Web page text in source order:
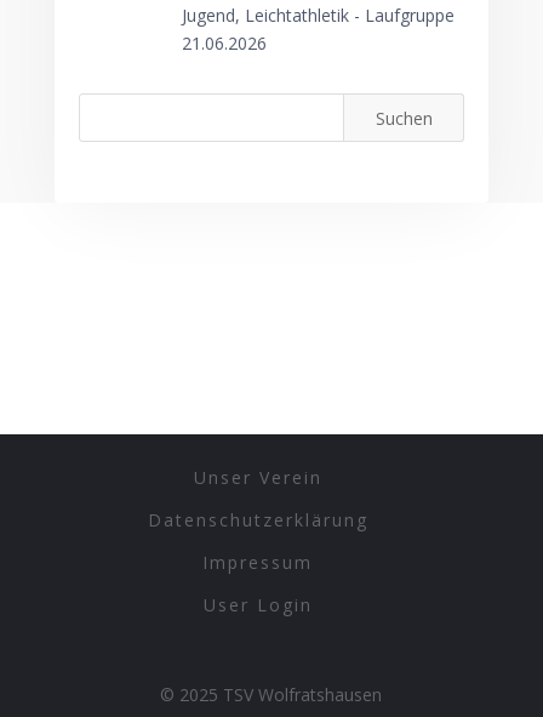
Jugend, Leichtathletik - Laufgruppe
21.06.2026
Unser Verein
Datenschutzerklärung
Impressum
User Login
© 2025 TSV Wolfratshausen